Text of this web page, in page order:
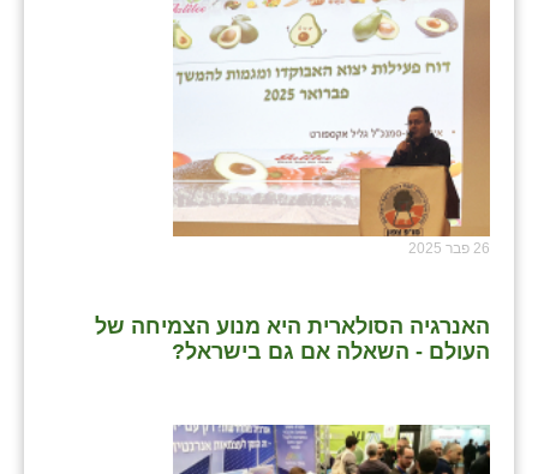
26 פבר 2025
האנרגיה הסולארית היא מנוע הצמיחה של
העולם - השאלה אם גם בישראל?